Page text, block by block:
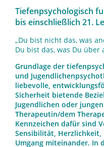
Tiefenpsychologisch
bis einschließlich 21.
„Du bist nicht das, was
Du bist das, was Du über
Grundlage der
und
liebevolle,
Sicherheit bietende
Jugendlichen oder
Therapeutin/dem
Kennzeichen dafür sind
Sensibilität,
Umgang miteinander. In